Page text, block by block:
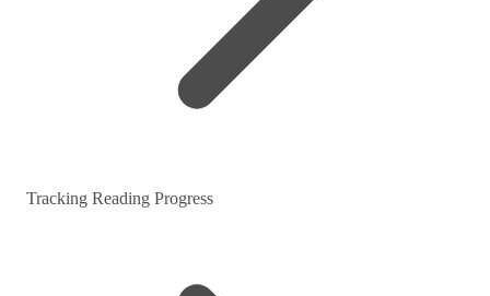
Tracking Reading Progress